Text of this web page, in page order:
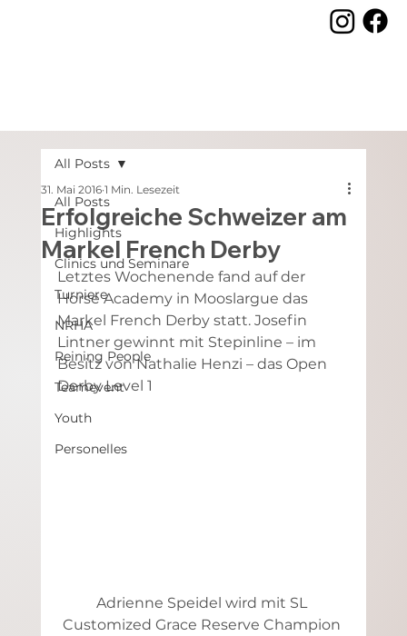
All Posts
Highlights
Clinics und Seminare
Turniere
NRHA
Reining People
Teamevent
Youth
Personelles
All Posts
Erfolgreiche Schweizer am
Markel French Derby
31. Mai 2016 1 Min. Lesezeit
Letztes Wochenende fand auf der
Horse Academy in Mooslargue das
Markel French Derby statt. Josefin
Lintner gewinnt mit Stepinline – im
Besitz von Nathalie Henzi – das Open
Derby Level 1
Adrienne Speidel wird mit SL
Customized Grace Reserve Champion